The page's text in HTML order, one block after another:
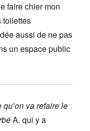
faire chier mon
toilettes
aussi de ne pas
un espace public
qu’on va refaire le
A. qui y a